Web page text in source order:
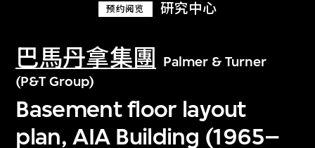
预约阅览 研究中心
巴馬丹拿集團
Palmer & Turner
(P&T Group)
Basement floor layout
plan, AIA Building (1965–
探索世界顶级的二十及二十一世纪视觉
文化藏品。